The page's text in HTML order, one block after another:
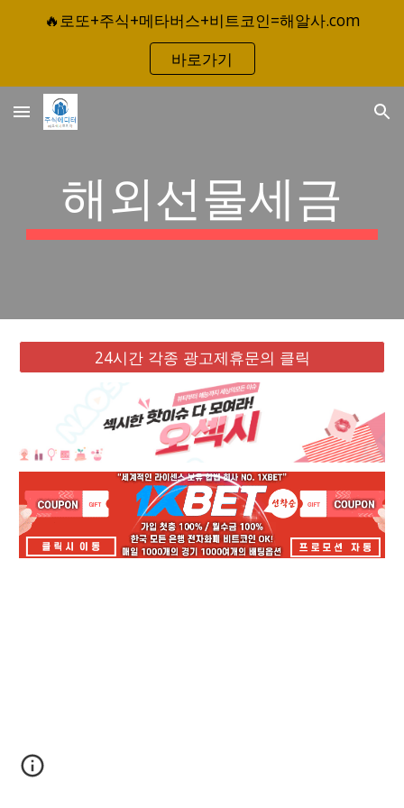
Skip to main content Skip to navigation
🔥로또+주식+메타버스+비트코인=해알사.com
바로가기
해외선물세금
24시간 각종 광고제휴문의 클릭